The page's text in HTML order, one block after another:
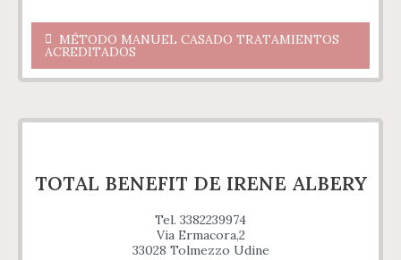
MÉTODO MANUEL CASADO TRATAMIENTOS
ACREDITADOS
TOTAL BENEFIT DE IRENE ALBERY
Tel. 3382239974
Via Ermacora,2
33028 Tolmezzo Udine